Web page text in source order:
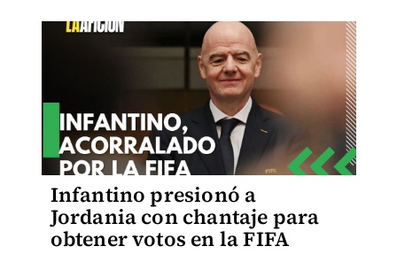
Infantino presionó a
Jordania con chantaje para
obtener votos en la FIFA